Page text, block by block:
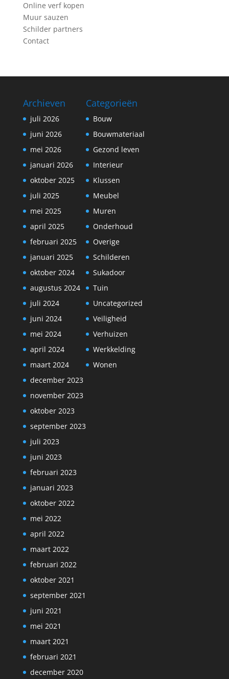
Online verf kopen
Muur sauzen
Schilder partners
Contact
Archieven
juli 2026
juni 2026
mei 2026
januari 2026
oktober 2025
juli 2025
mei 2025
april 2025
februari 2025
januari 2025
oktober 2024
augustus 2024
juli 2024
juni 2024
mei 2024
april 2024
maart 2024
december 2023
november 2023
oktober 2023
september 2023
juli 2023
juni 2023
februari 2023
januari 2023
oktober 2022
mei 2022
april 2022
maart 2022
februari 2022
oktober 2021
september 2021
juni 2021
mei 2021
maart 2021
februari 2021
december 2020
Categorieën
Bouw
Bouwmateriaal
Gezond leven
Interieur
Klussen
Meubel
Muren
Onderhoud
Overige
Schilderen
Sukadoor
Tuin
Uncategorized
Veiligheid
Verhuizen
Werkkelding
Wonen